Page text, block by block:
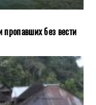
пропавших без вести